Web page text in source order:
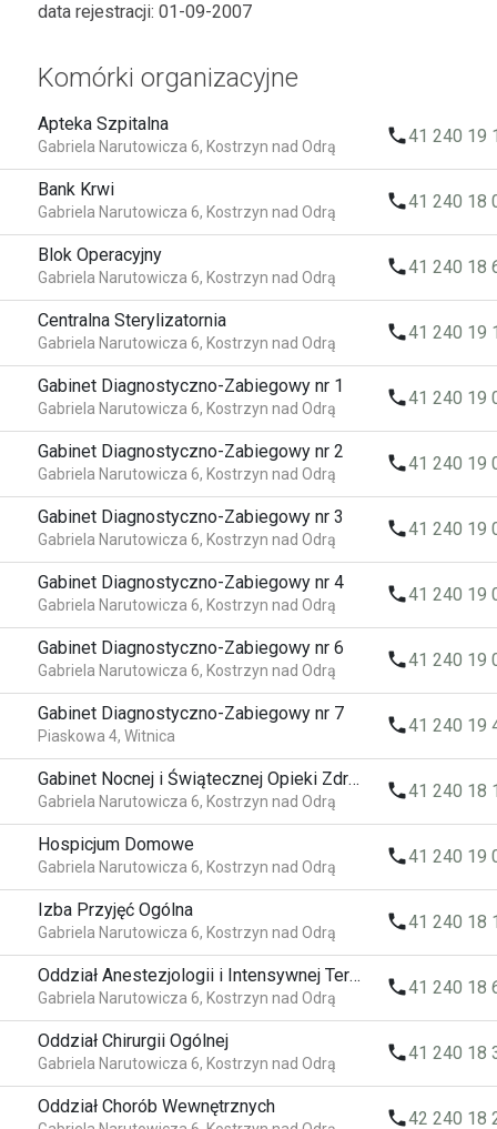
data rejestracji: 01-09-2007
Komórki organizacyjne
Apteka Szpitalna
Gabriela Narutowicza 6, Kostrzyn nad Odrą local_phone41 240 19
Bank Krwi
Gabriela Narutowicza 6, Kostrzyn nad Odrą local_phone41 240 18
Blok Operacyjny
Gabriela Narutowicza 6, Kostrzyn nad Odrą local_phone41 240 18
Centralna Sterylizatornia
Gabriela Narutowicza 6, Kostrzyn nad Odrą local_phone41 240 19
Gabinet Diagnostyczno-Zabiegowy nr 1
Gabriela Narutowicza 6, Kostrzyn nad Odrą local_phone41 240 19
Gabinet Diagnostyczno-Zabiegowy nr 2
Gabriela Narutowicza 6, Kostrzyn nad Odrą local_phone41 240 19
Gabinet Diagnostyczno-Zabiegowy nr 3
Gabriela Narutowicza 6, Kostrzyn nad Odrą local_phone41 240 19
Gabinet Diagnostyczno-Zabiegowy nr 4
Gabriela Narutowicza 6, Kostrzyn nad Odrą local_phone41 240 19
Gabinet Diagnostyczno-Zabiegowy nr 6
Gabriela Narutowicza 6, Kostrzyn nad Odrą local_phone41 240 19
Gabinet Diagnostyczno-Zabiegowy nr 7
Piaskowa 4, Witnica local_phone41 240 19
Gabinet Nocnej i Świątecznej Opieki Zdrowotnej
Gabriela Narutowicza 6, Kostrzyn nad Odrą local_phone41 240 18
Hospicjum Domowe
Gabriela Narutowicza 6, Kostrzyn nad Odrą local_phone41 240 19
Izba Przyjęć Ogólna
Gabriela Narutowicza 6, Kostrzyn nad Odrą local_phone41 240 18
Oddział Anestezjologii i Intensywnej Terapii
Gabriela Narutowicza 6, Kostrzyn nad Odrą local_phone41 240 18
Oddział Chirurgii Ogólnej
Gabriela Narutowicza 6, Kostrzyn nad Odrą local_phone41 240 18
Oddział Chorób Wewnętrznych
local_phone42 240 18